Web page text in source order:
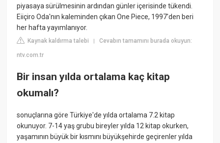
piyasaya sürülmesinin ardından günler içerisinde tükendi.
Eiiçiro Oda'nın kaleminden çıkan One Piece, 1997'den beri
her hafta yayımlanıyor.
Kaynak kaldırma talebi |Cevabın tamamını burada okuyun:
ntv.com.tr
Bir insan yılda ortalama kaç kitap
okumalı?
sonuçlarına göre Türkiye'de yılda ortalama 7.2 kitap
okunuyor. 7-14 yaş grubu bireyler yılda 12 kitap okurken,
yaşamının büyük bir kısmını büyükşehirde geçirenler yılda